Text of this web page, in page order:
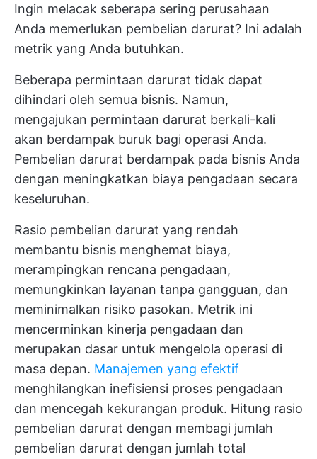
Ingin melacak seberapa sering perusahaan
Anda memerlukan pembelian darurat? Ini adalah
metrik yang Anda butuhkan.
Beberapa permintaan darurat tidak dapat
dihindari oleh semua bisnis. Namun,
mengajukan permintaan darurat berkali-kali
akan berdampak buruk bagi operasi Anda.
Pembelian darurat berdampak pada bisnis Anda
dengan meningkatkan biaya pengadaan secara
keseluruhan.
Rasio pembelian darurat yang rendah
membantu bisnis menghemat biaya,
merampingkan rencana pengadaan,
memungkinkan layanan tanpa gangguan, dan
meminimalkan risiko pasokan. Metrik ini
mencerminkan kinerja pengadaan dan
merupakan dasar untuk mengelola operasi di
masa depan. Manajemen yang efektif
menghilangkan inefisiensi proses pengadaan
dan mencegah kekurangan produk. Hitung rasio
pembelian darurat dengan membagi jumlah
pembelian darurat dengan jumlah total